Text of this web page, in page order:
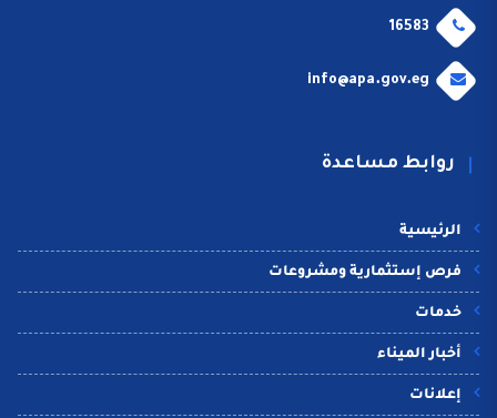
16583
info@apa.gov.eg
روابط مساعدة
الرئيسية
فرص إستثمارية ومشروعات
خدمات
أخبار الميناء
إعلانات